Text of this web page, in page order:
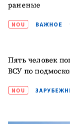
раненые
NOU ВАЖНОЕ
Пять человек
ВСУ по
NOU